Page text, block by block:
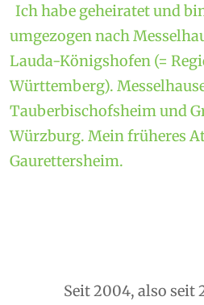
Ich habe geheiratet und
umgezogen nach
Lauda-Königshofen (=
Württemberg).
Tauberbischofsheim und
Würzburg. Mein früheres
Gaurettersheim.
Seit 2004, also